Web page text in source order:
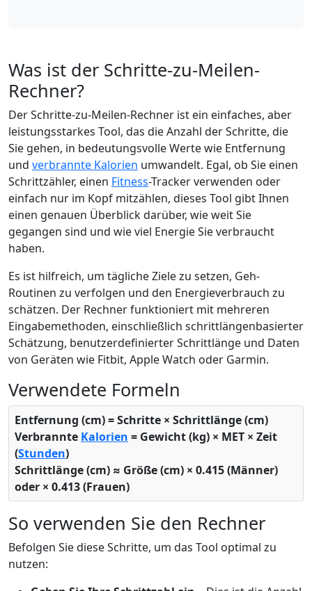
Was ist der Schritte-zu-Meilen-
Rechner?
Der Schritte-zu-Meilen-Rechner ist ein einfaches, aber
leistungsstarkes Tool, das die Anzahl der Schritte, die
Sie gehen, in bedeutungsvolle Werte wie Entfernung
und verbrannte Kalorien umwandelt. Egal, ob Sie einen
Schrittzähler, einen Fitness-Tracker verwenden oder
einfach nur im Kopf mitzählen, dieses Tool gibt Ihnen
einen genauen Überblick darüber, wie weit Sie
gegangen sind und wie viel Energie Sie verbraucht
haben.
Es ist hilfreich, um tägliche Ziele zu setzen, Geh-
Routinen zu verfolgen und den Energieverbrauch zu
schätzen. Der Rechner funktioniert mit mehreren
Eingabemethoden, einschließlich schrittlängenbasierter
Schätzung, benutzerdefinierter Schrittlänge und Daten
von Geräten wie Fitbit, Apple Watch oder Garmin.
Verwendete Formeln
Entfernung (cm) = Schritte × Schrittlänge (cm)
Verbrannte Kalorien = Gewicht (kg) × MET × Zeit
(Stunden)
Schrittlänge (cm) ≈ Größe (cm) × 0.415 (Männer)
oder × 0.413 (Frauen)
So verwenden Sie den Rechner
Befolgen Sie diese Schritte, um das Tool optimal zu
nutzen: